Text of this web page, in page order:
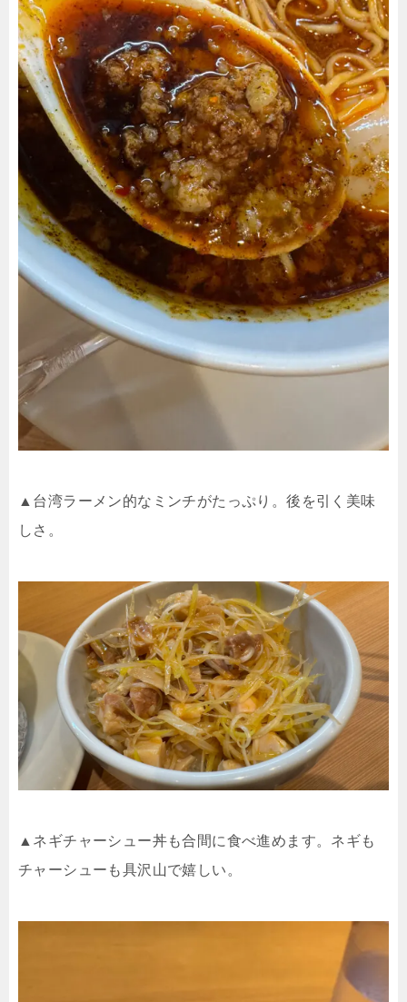
▲台湾ラーメン的なミンチがたっぷり。後を引く美味
しさ。
▲ネギチャーシュー丼も合間に食べ進めます。ネギも
チャーシューも具沢山で嬉しい。